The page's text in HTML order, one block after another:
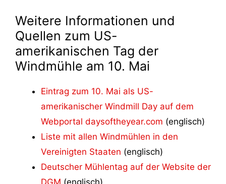
Weitere Informationen und
Quellen zum US-
amerikanischen Tag der
Windmühle am 10. Mai
Eintrag zum 10. Mai als US-
amerikanischer Windmill Day auf dem
Webportal daysoftheyear.com (englisch)
Liste mit allen Windmühlen in den
Vereinigten Staaten (englisch)
Deutscher Mühlentag auf der Website der